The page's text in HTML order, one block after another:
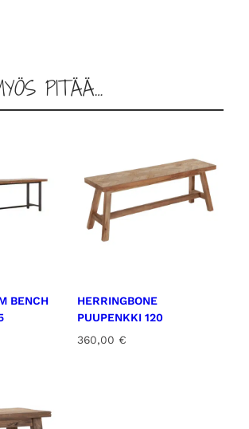
PITÄÄ…
BENCH
HERRINGBONE
PUUPENKKI 120
360,00 €